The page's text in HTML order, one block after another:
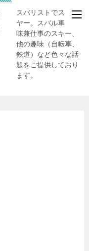
スバリストでスキー
ヤー。スバル車、趣
味兼仕事のスキー、
他の趣味（自転車、
鉄道）など色々な話
題をご提供しており
ます。